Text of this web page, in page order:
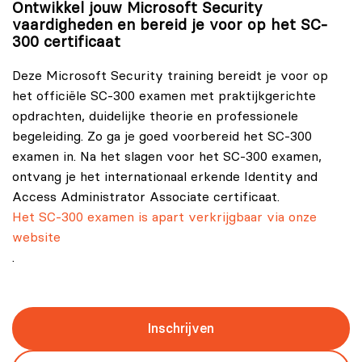
Ontwikkel jouw Microsoft Security
vaardigheden en bereid je voor op het SC-
300 certificaat
Deze Microsoft Security training bereidt je voor op
het officiële SC-300 examen met praktijkgerichte
opdrachten, duidelijke theorie en professionele
begeleiding. Zo ga je goed voorbereid het SC-300
examen in. Na het slagen voor het SC-300 examen,
ontvang je het internationaal erkende Identity and
Access Administrator Associate certificaat.
Het SC-300 examen is apart verkrijgbaar via onze
website
.
Inschrijven